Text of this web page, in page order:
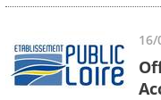
16/